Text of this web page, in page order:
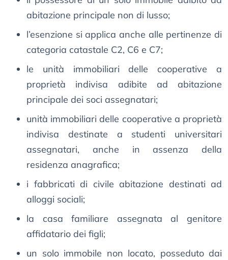
abitazione principale non di lusso;
l’esenzione si applica anche alle pertinenze di
categoria catastale C2, C6 e C7;
le unità immobiliari delle cooperative a
proprietà indivisa adibite ad abitazione
principale dei soci assegnatari;
unità immobiliari delle cooperative a proprietà
indivisa destinate a studenti universitari
assegnatari, anche in assenza della
residenza anagrafica;
i fabbricati di civile abitazione destinati ad
alloggi sociali;
la casa familiare assegnata al genitore
affidatario dei figli;
un solo immobile non locato, posseduto dai